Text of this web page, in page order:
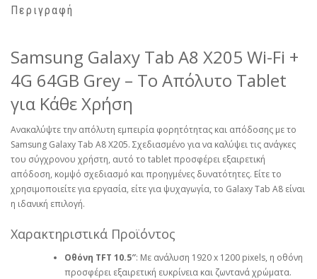
Περιγραφή
Samsung Galaxy Tab A8 X205 Wi-Fi +
4G 64GB Grey – Το Απόλυτο Tablet
για Κάθε Χρήση
Ανακαλύψτε την απόλυτη εμπειρία φορητότητας και απόδοσης με το
Samsung Galaxy Tab A8 X205. Σχεδιασμένο για να καλύψει τις ανάγκες
του σύγχρονου χρήστη, αυτό το tablet προσφέρει εξαιρετική
απόδοση, κομψό σχεδιασμό και προηγμένες δυνατότητες. Είτε το
χρησιμοποιείτε για εργασία, είτε για ψυχαγωγία, το Galaxy Tab A8 είναι
η ιδανική επιλογή.
Χαρακτηριστικά Προϊόντος
Οθόνη TFT 10.5″: Με ανάλυση 1920 x 1200 pixels, η οθόνη
προσφέρει εξαιρετική ευκρίνεια και ζωντανά χρώματα.